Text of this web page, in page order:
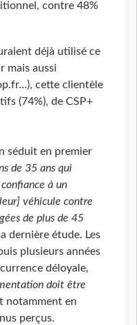
contre 48%
déjà utilisé ce
mais aussi
cette clientèle
(74%), de CSP+
séduit en premier
de 35 ans qui
à un
véhicule contre
de plus de 45
dernière étude. Les
plusieurs années
déloyale,
doit être
notamment en
perçus.